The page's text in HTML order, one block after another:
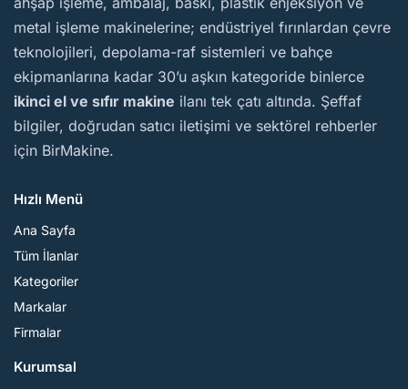
metal işleme makinelerine; endüstriyel fırınlardan çevre
teknolojileri, depolama-raf sistemleri ve bahçe
ekipmanlarına kadar 30’u aşkın kategoride binlerce
ikinci el ve sıfır makine ilanı tek çatı altında. Şeffaf
bilgiler, doğrudan satıcı iletişimi ve sektörel rehberler
için BirMakine.
Hızlı Menü
Ana Sayfa
Tüm İlanlar
Kategoriler
Markalar
Firmalar
Kurumsal